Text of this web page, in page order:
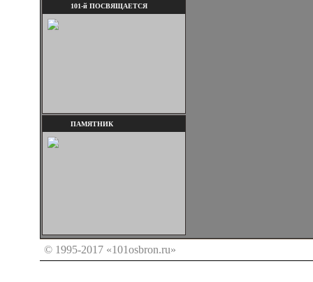
101-й ПОСВЯЩАЕТСЯ
ПАМЯТНИК
© 1995-2017 «101osbron.ru»